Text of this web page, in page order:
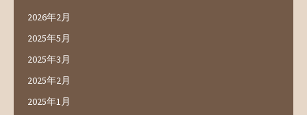
2026年2月
2025年5月
2025年3月
2025年2月
2025年1月